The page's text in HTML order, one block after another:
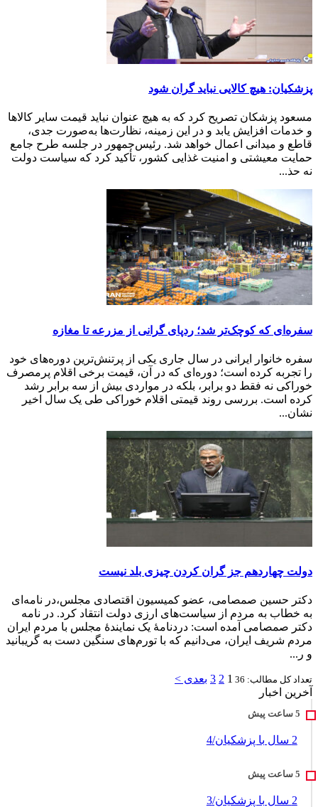
پزشکیان: هیچ کالایی نباید گران شود
مسعود پزشکان تصریح کرد که به هیچ عنوان نباید قیمت سایر کالاها
و خدمات افزایش یابد و در این زمینه، نظارت‌ها به‌صورت جدی،
قاطع و میدانی اعمال خواهد شد. رئیس‌جمهور در جلسه طرح جامع
حمایت معیشتی و امنیت غذایی کشور، تأکید کرد که سیاست دولت
نه حذ...
سفره‌ای که کوچک‌تر شد؛ ردپای گرانی از مزرعه تا مغازه
سفره خانوار ایرانی در سال جاری یکی از پرتنش‌ترین دوره‌های خود
را تجربه کرده است؛ دوره‌ای که در آن، قیمت برخی اقلام پرمصرف
خوراکی نه فقط دو برابر، بلکه در مواردی بیش از سه برابر رشد
کرده است. بررسی روند قیمتی اقلام خوراکی طی یک سال اخیر
نشان...
دولت چهاردهم جز گران کردن چیزی بلد نیست
دکتر حسین صمصامی، عضو کمیسیون اقتصادی مجلس،‌در نامه‌ای
به خطاب به مردم از سیاست‌های ارزی دولت انتقاد کرد. در نامه
دکتر صمصامی آمده است: دردنامۀ یک نمایندۀ مجلس با مردم ایران
مردم شریف ایران، می‌دانیم که با تورم‌های سنگین دست به گریبانید
و ر...
تعداد کل مطالب: 36 1
2
3 بعدی >
آخرین اخبار
2 سال با پزشکیان/4
2 سال با پزشکیان/3